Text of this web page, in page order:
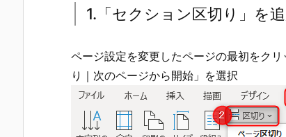
1.「セクション区切り」を
ページ設定を変更したページの最初をク
り｜次のページから開始」を選択